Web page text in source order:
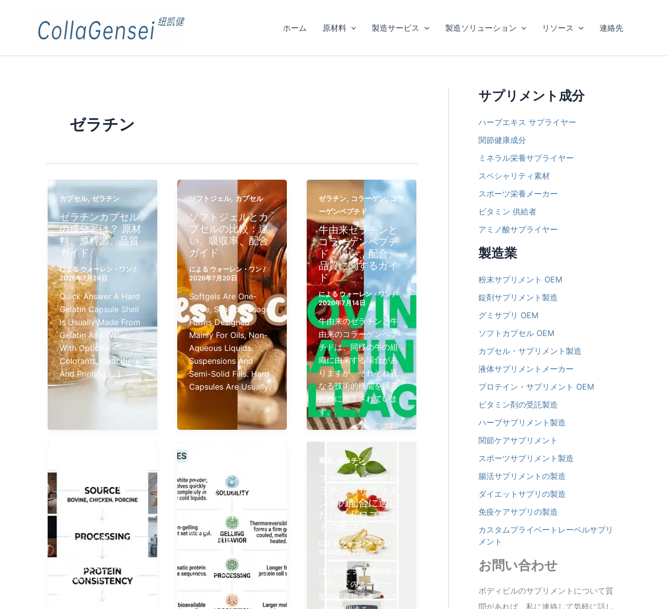
ホーム 原材料 製造サービス 製造ソリューション リソース 連絡先
ゼラチン
カプセル, ゼラチン
ゼラチンカプセル
の成分とは？ 原材
料、原料源、品質
ガイド
によるウォーレン・ワン /
2026年7月24日
Quick Answer A Hard
Gelatin Capsule Shell
Is Usually Made From
Gelatin And Water,
With Optional
Colorants, Opacifiers
And Printing […]
ソフトジェル, カプセル
ソフトジェルとカ
プセルの比較：違
い、吸収率、配合
ガイド
による ウォーレン・ワン/
2026年7月20日
Softgels Are One-
Piece, Sealed Dosage
Forms Designed
Mainly For Oils, Non-
Aqueous Liquids,
Suspensions And
Semi-Solid Fills. Hard
Capsules Are Usually
ゼラチン, コラーゲン, コラ
ーゲンペプチド
牛由来ゼラチンと
コラーゲンペプチ
ド：違い、配合、
品質に関するガイ
ド
によるウォーレン・ワン/
2026年7月14日
牛由来のゼラチンと牛
由来のコラーゲンペプ
チドは、同様の牛の組
織に由来する場合があ
りますが、それぞれ異
なる技術的機能を得る
ために加工されていま
す。.
コラーゲンペプチド
骨スープ由来のコ
ラーゲン Vs コラ
どちらを選ぶべ
ウォーレン・ワン
2026年7月3日
骨スープ由来のコラー
コラーゲンペプチ
ドとゼラチン：違
い、用途、および
配合ガイド
によるウォーレン・ワン/
2026年7月1日
コラーゲンペプチドと
ゼラチンはどちらもコ
が、その性質は異なり
寒天 ゼラチン
アガーアガー対ゼ
ラチン：サプリメ
ントの配合に適し
たハイドロコロイ
ドの選び方
によるウォーレン・ワン
2026年6月23日
はじめに 栄養補助食品
ブランドのオーナー、
製品開発担当者、およ
サプリメント成分
ハーブエキス サプライヤー
関節健康成分
ミネラル栄養サプライヤー
スペシャリティ素材
スポーツ栄養メーカー
ビタミン 供給者
アミノ酸サプライヤー
製造業
粉末サプリメント OEM
錠剤サプリメント製造
グミサプリ OEM
ソフトカプセル OEM
カプセル・サプリメント製造
液体サプリメントメーカー
プロテイン・サプリメント OEM
ビタミン剤の受託製造
ハーブサプリメント製造
関節ケアサプリメント
スポーツサプリメント製造
腸活サプリメントの製造
ダイエットサプリの製造
免疫ケアサプリの製造
カスタムプライベートレーベルサプリ
メント
お問い合わせ
ボディビルのサプリメントについて質
問があれば、私に連絡して気軽に話し